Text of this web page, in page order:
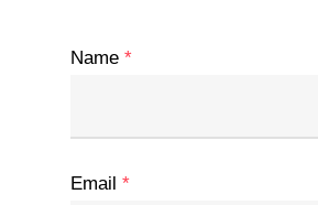
Name *
Email *